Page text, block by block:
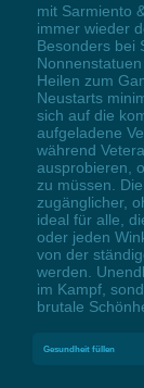
mit Sarmiento
immer wieder
Besonders bei
Heilen zum
Neustarts
sich auf die
aufgeladene
während
ausprobieren,
zu müssen.
zugänglicher,
ideal für alle,
oder jeden
von der
werden.
im Kampf,
brutale
Gesundheit füllen